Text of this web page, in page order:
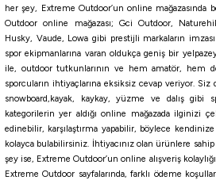
Havale ile 119,70 ₺
Fudo
Fudo 3801 MTSU-BN Mutsu Black Nikel Olta İğnesi
her şey, Extreme Outdoor’un online
Outdoor online mağazası; Gci Outdoor,
Husky, Vaude, Lowa gibi prestijli markaların
spor ekipmanlarına varan oldukça geniş bir
ile, outdoor tutkunlarının ve hem amatör, hem
sporcuların ihtiyaçlarına eksiksiz cevap veriyor. Siz
snowboard,kayak, kaykay, yüzme ve dalış gibi
kategorilerin yer aldığı online mağazada ilginizi
edinebilir, karşılaştırma yapabilir, böylece
kolayca bulabilirsiniz. İhtiyacınız olan ürünlere
şey ise, Extreme Outdoor’un online alışveriş
Extreme Outdoor sayfalarında, farklı ödeme